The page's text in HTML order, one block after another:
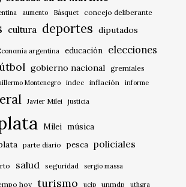
aumento Básquet concejo deliberante
cultura deportes diputados
argentina educación elecciones
gobierno nacional gremiales
Montenegro indec inflación informe
Javier Milei justicia
Milei música
parte diario pesca policiales
salud seguridad sergio massa
hoy turismo ucip unmdp uthgra